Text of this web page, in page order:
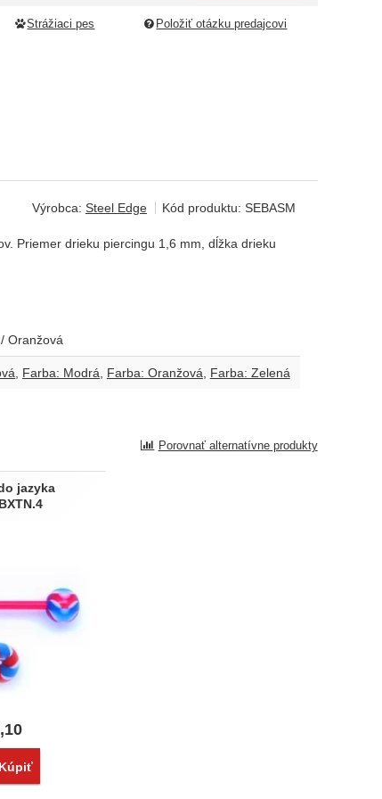
Strážiaci pes Položiť otázku predajcovi
Výrobca: Steel Edge Kód produktu: SEBASM
Priemer drieku piercingu 1,6 mm, dĺžka drieku
Oranžová
Farba: Modrá Farba: Oranžová Farba: Zelená
Porovnať alternatívne produkty
jazyka
Kúpiť